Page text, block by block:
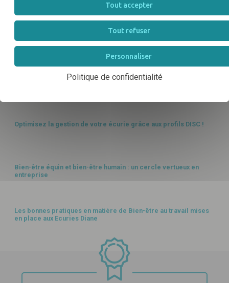
GESTION HUMAINE
Encadrer et motiver une équipe intergénérationnelle dans la
filière équine
ORGANISATION
Gérer les moments de forte activité sans épuiser son équipe
Optimisez la gestion de votre écurie grâce aux profils DISC !
Bien-être équin et bien-être humain : un cercle vertueux en
entreprise
Les bonnes pratiques en matière de Bien-être au travail mises
en place aux Ecuries Diane
Tout accepter
Tout refuser
Personnaliser
Politique de confidentialité